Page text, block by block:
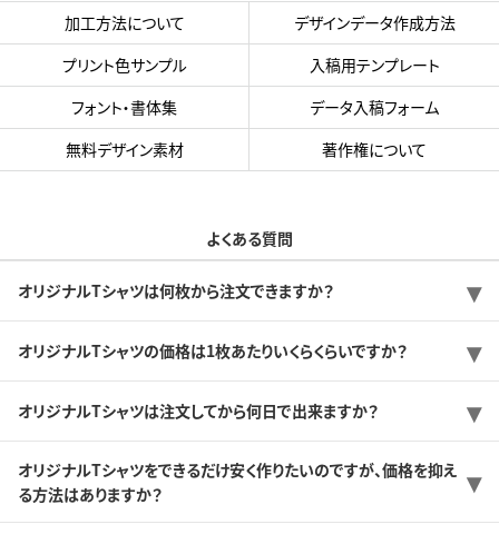
加工方法について
デザインデータ作成方法
プリント色サンプル
入稿用テンプレート
フォント・書体集
データ入稿フォーム
無料デザイン素材
著作権について
よくある質問
オリジナルTシャツは何枚から注文できますか？
オリジナルTシャツの価格は1枚あたりいくらくらいですか？
オリジナルTシャツは注文してから何日で出来ますか？
オリジナルTシャツをできるだけ安く作りたいのですが、価格を抑え
る方法はありますか？